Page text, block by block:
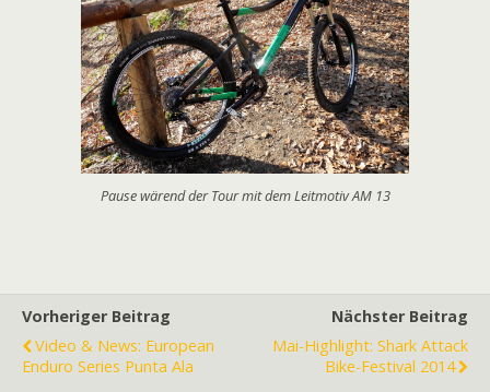
Pause wärend der Tour mit dem Leitmotiv AM 13
Vorheriger Beitrag
Video & News: European
Enduro Series Punta Ala
Nächster Beitrag
Mai-Highlight: Shark Attack
Bike-Festival 2014